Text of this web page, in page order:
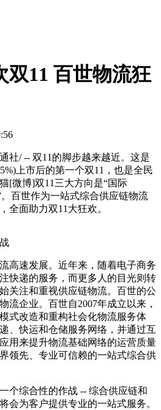
双11 百世物流狂
社/ -- 双11的脚步越来越近。这是
上市后的第一个双11，也是全民
[微博]双11三大方向是“国际
。百世作为一站式综合供应链物流
全面助力双11大狂欢。
高速发展。近年来，随着电子商务
快递的服务，而更多人的目光则转
关注和重视供应链物流。百世的公
流企业。百世自2007年成立以来，
式改造和重构社会化物流服务体
、快运和仓储服务网络，并通过互
用来提升物流基础网络的运营质量
领先、专业可信赖的一站式综合供
个综合性的作战 -- 综合供应链和
会为客户提供专业的一站式服务。